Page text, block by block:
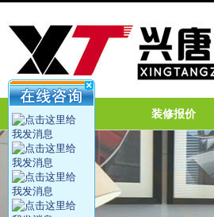
网站首页 装修报价